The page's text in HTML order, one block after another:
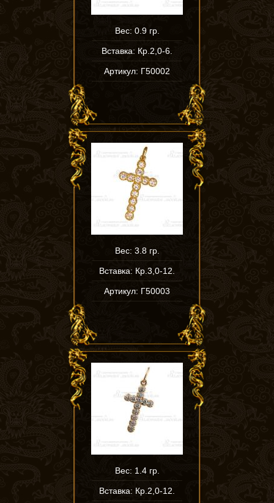
Вес: 0.9 гр.
Вставка: Кр.2,0-6.
Артикул: Г50002
Вес: 3.8 гр.
Вставка: Кр.3,0-12.
Артикул: Г50003
Вес: 1.4 гр.
Вставка: Кр.2,0-12.